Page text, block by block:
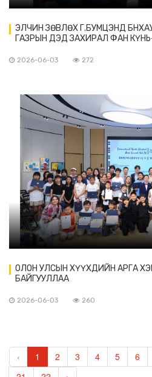
ЭЛЧИН ЗӨВЛӨХ Г.БУМЦЭНД
ГАЗРЫН ДЭД ЗАХИРАЛ ФАН
2026-06-03 272
ОЛОН УЛСЫН ХҮҮХДИЙН АРГА
БАЙГУУЛЛАА
2026-06-03 260
‹ 1 2 3 4 5 6